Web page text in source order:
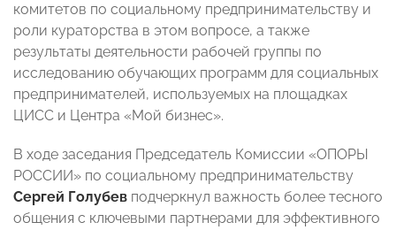
комитетов по социальному предпринимательству и
роли кураторства в этом вопросе, а также
результаты деятельности рабочей группы по
исследованию обучающих программ для социальных
предпринимателей, используемых на площадках
ЦИСС и Центра «Мой бизнес».
В ходе заседания Председатель Комиссии «ОПОРЫ
РОССИИ» по социальному предпринимательству
Сергей Голубев подчеркнул важность более тесного
общения с ключевыми партнерами для эффективного